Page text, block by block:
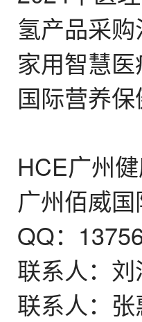
氢产品采
家用智慧
国际营养保
HCE广州
广州佰威
QQ：
联系人：
联系人：